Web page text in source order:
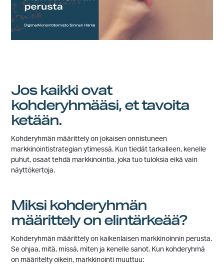
Jos kaikki ovat
kohderyhmääsi, et tavoita
ketään.
Kohderyhmän määrittely on jokaisen onnistuneen
markkinointistrategian ytimessä. Kun tiedät tarkalleen, kenelle
puhut, osaat tehdä markkinointia, joka tuo tuloksia eikä vain
näyttökertoja.
Miksi kohderyhmän
määrittely on elintärkeää?
Kohderyhmän määrittely on kaikenlaisen markkinoinnin perusta.
Se ohjaa, mitä, missä, miten ja kenelle sanot. Kun kohderyhmä
on määritelty oikein, markkinointi muuttuu: